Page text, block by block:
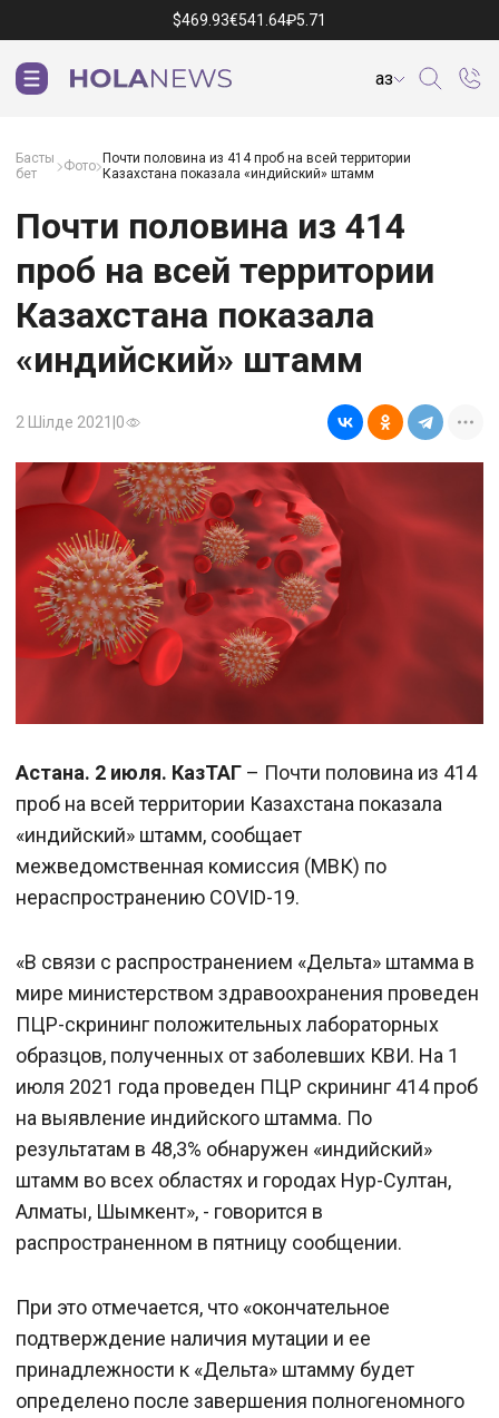
$469.93€541.64₽5.71
Қаз
Басты
бет
Фото Почти половина из 414 проб на всей территории
Казахстана показала «индийский» штамм
Почти половина из 414
проб на всей территории
Казахстана показала
«индийский» штамм
2 Шілде 2021 0
Астана. 2 июля. КазТАГ – Почти половина из 414
проб на всей территории Казахстана показала
«индийский» штамм, сообщает
межведомственная комиссия (МВК) по
нераспространению COVID-19.
«В связи с распространением «Дельта» штамма в
мире министерством здравоохранения проведен
ПЦР-скрининг положительных лабораторных
образцов, полученных от заболевших КВИ. На 1
июля 2021 года проведен ПЦР скрининг 414 проб
на выявление индийского штамма. По
результатам в 48,3% обнаружен «индийский»
штамм во всех областях и городах Нур-Султан,
Алматы, Шымкент», - говорится в
распространенном в пятницу сообщении.
При это отмечается, что «окончательное
подтверждение наличия мутации и ее
принадлежности к «Дельта» штамму будет
определено после завершения полногеномного